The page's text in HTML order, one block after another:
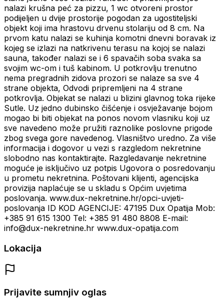
nalazi krušna peć za pizzu, 1 wc otvoreni prostor
podijeljen u dvije prostorije pogodan za ugostiteljski
objekt koji ima hrastovu drvenu stolariju od 8 cm. Na
prvom katu nalazi se kuhinja komotni dnevni boravak iz
kojeg se izlazi na natkrivenu terasu na kojoj se nalazi
sauna, također nalazi se i 6 spavačih soba svaka sa
svojim wc-om i tuš kabinom. U potkrovlju trenutno
nema pregradnih zidova prozori se nalaze sa sve 4
strane objekta, Odvodi pripremljeni na 4 strane
potkrovlja. Objekat se nalazi u blizini glavnog toka rijeke
Sutle. Uz jedno dubinsko čišćenje i osvježavanje bojom
mogao bi biti objekat na ponos novom vlasniku koji uz
sve navedeno može pružiti raznolike poslovne prigode
zbog svega gore navedenog. Vlasništvo uredno. Za više
informacija i dogovor u vezi s razgledom nekretnine
slobodno nas kontaktirajte. Razgledavanje nekretnine
moguće je isključivo uz potpis Ugovora o posredovanju
u prometu nekretnina. Poštovani klijenti, agencijska
provizija naplaćuje se u skladu s Općim uvjetima
poslovanja. www.dux-nekretnine.hr/opci-uvjeti-
poslovanja ID KOD AGENCIJE: 47195 Dux Opatija Mob:
+385 91 615 1300 Tel: +385 91 480 8808 E-mail:
info@dux-nekretnine.hr www.dux-opatija.com
Lokacija
Prijavite sumnjiv oglas